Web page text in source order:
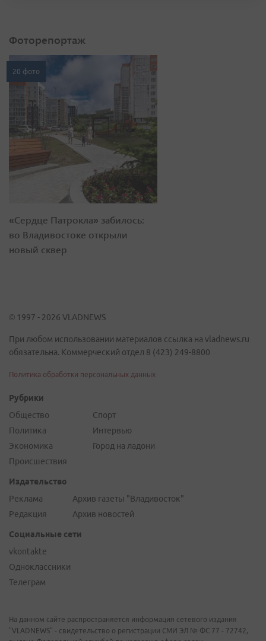
Фоторепортаж
20 фото
«Сердце Патрокла» забилось:
во Владивостоке открыли
новый сквер
© 1997 - 2026 VLADNEWS
При любом использовании материалов ссылка на vladnews.ru
обязательна. Коммерческий отдел 8 (423) 249-8800
Политика обработки персональных данных
Рубрики
Общество
Политика
Экономика
Происшествия
Спорт
Интервью
Город на ладони
Издательство
Реклама
Редакция
Архив газеты "Владивосток"
Архив новостей
Социальные сети
vkontakte
Одноклассники
Телеграм
На данном сайте распространяется информация сетевого издания
"VLADNEWS" - свидетельство о регистрации СМИ ЭЛ № ФС 77 - 72742,